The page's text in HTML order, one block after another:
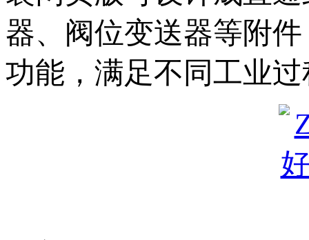
器、阀位变送器等附
功能，满足不同工业过